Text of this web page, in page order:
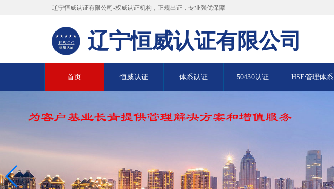
辽宁恒威认证有限公司-权威认证机构，正规出证，专业强优保障
辽宁恒威认证有限公司
首页 恒威认证 体系认证 50430认证 HSE管理体系